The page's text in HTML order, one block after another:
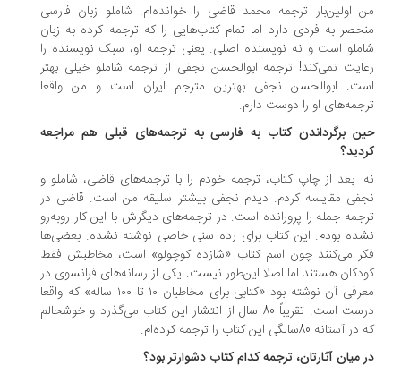
اولین‌بار ترجمه محمد قاضی را خوانده‌ام. شاملو زبان فارسی
به فردی دارد اما تمام کتاب‌هایی را که ترجمه کرده به زبان
است و نه نویسنده اصلی. یعنی ترجمه او، سبک نویسنده را
نمی‌کند! ترجمه ابوالحسن نجفی از ترجمه شاملو خیلی بهتر
ابوالحسن نجفی بهترین مترجم ایران است و من واقعا
او را دوست دارم.
برگرداندن کتاب به فارسی به ترجمه‌های قبلی هم مراجعه
بعد از چاپ کتاب، ترجمه خودم را با ترجمه‌های قاضی، شاملو و
مقایسه کردم. دیدم نجفی بیشتر سلیقه من است. قاضی در
جمله را پرورانده است. در ترجمه‌های دیگرش با این کار روبه‌رو
بودم. این کتاب برای رده سنی خاصی نوشته نشده. بعضی‌ها
می‌کنند چون اسم کتاب «شازده کوچولو» است، مخاطبش فقط
هستند اما اصلا این‌طور نیست. یکی از رسانه‌های فرانسوی در
معرفی آن نوشته بود «کتابی برای مخاطبان ۱۰ تا ۱۰۰ ساله» که واقعا
درست است. تقریباً 80 سال از انتشار این کتاب می‌گذرد و خوشحالم
80‌سالگی این کتاب را ترجمه کرده‌ام.
میان آثارتان، ترجمه کدام کتاب دشوارتر بود؟